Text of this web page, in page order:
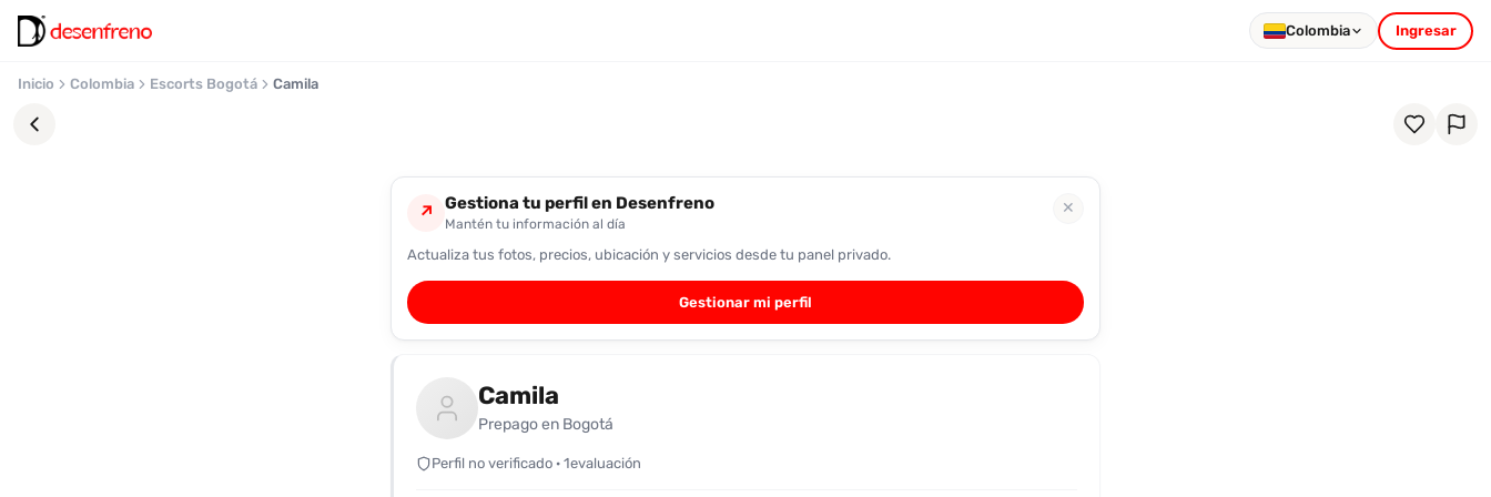
Colombia Ingresar
Inicio Colombia Escorts Bogotá Camila
↗ Gestiona tu perfil en Desenfreno
Mantén tu información al día
✕
Actualiza tus fotos, precios, ubicación y servicios desde tu panel privado.
Gestionar mi perfil
Camila
Prepago en Bogotá
Perfil no verificado · 1evaluación